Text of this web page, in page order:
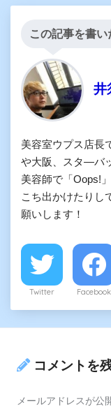
この記事を書い
井
美容室ウプス店長
や大阪、スタ―バ
美容師で「Oops!
こち出かけたりし
願いします！
Twitter Facebook
コメントを
メールアドレスが公